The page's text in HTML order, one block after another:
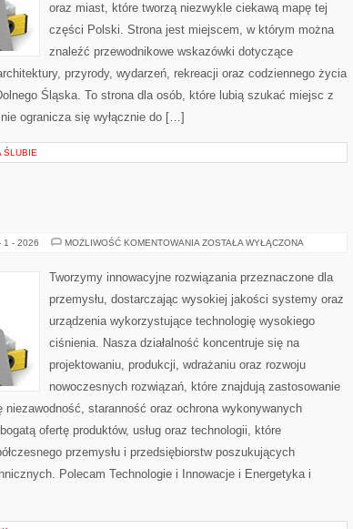
oraz miast, które tworzą niezwykle ciekawą mapę tej
części Polski. Strona jest miejscem, w którym można
znaleźć przewodnikowe wskazówki dotyczące
przyrody, wydarzeń, rekreacji oraz codziennego życia
Śląska. To strona dla osób, które lubią szukać miejsc z
ogranicza się wyłącznie do […]
ŚLUBIE
1 - 2026 MOŻLIWOŚĆ KOMENTOWANIA OD
ZOSTAŁA WYŁĄCZONA
Tworzymy innowacyjne rozwiązania przeznaczone dla
przemysłu, dostarczając wysokiej jakości systemy oraz
urządzenia wykorzystujące technologię wysokiego
ciśnienia. Nasza działalność koncentruje się na
projektowaniu, produkcji, wdrażaniu oraz rozwoju
nowoczesnych rozwiązań, które znajdują zastosowanie
staranność oraz ochrona wykonywanych
ofertę produktów, usług oraz technologii, które
przemysłu i przedsiębiorstw poszukujących
Polecam Technologie i Innowacje i Energetyka i